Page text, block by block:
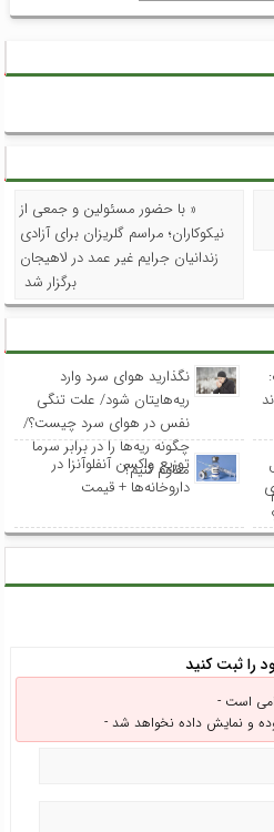
« با حضور مسئولین و جمعی از
نیکوکاران؛ مراسم گلریزان برای آزادی
زندانیان جرایم غیر عمد در لاهیجان
برگزار شد
نگذارید هوای سرد وارد
ریه‌هایتان شود/ علت تنگی
نفس در هوای سرد چیست؟/
چگونه ریه‌ها را در برابر سرما
مقاوم کنیم؟
توزیع واکسن‌ آنفلوآنزا در
داروخانه‌ها + قیمت
را ثبت کنید
است -
و نمایش داده نخواهد شد -